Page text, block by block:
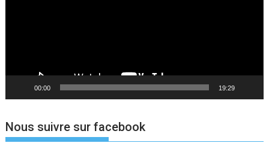
00:00 19:29
Nous suivre sur facebook